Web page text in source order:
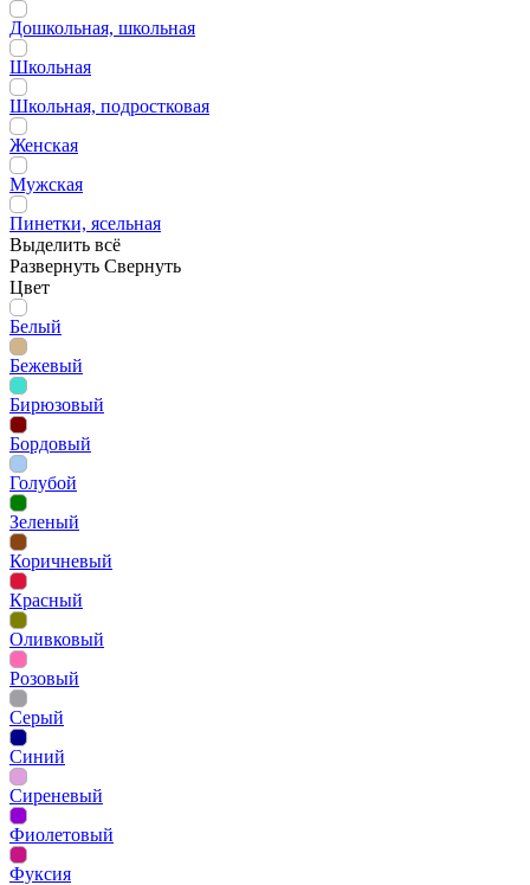
Дошкольная, школьная
Школьная
Школьная, подростковая
Женская
Мужская
Пинетки, ясельная
Выделить всё
Развернуть Свернуть
Цвет
Белый
Бежевый
Бирюзовый
Бордовый
Голубой
Зеленый
Коричневый
Красный
Оливковый
Розовый
Серый
Синий
Сиреневый
Фиолетовый
Фуксия